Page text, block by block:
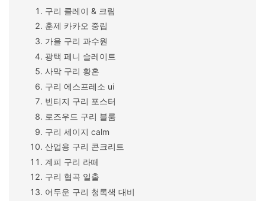
구리 클레이 & 크림
훈제 카카오 중립
가을 구리 과수원
광택 페니 슬레이트
사막 구리 황혼
구리 에스프레소 ui
빈티지 구리 포스터
로즈우드 구리 블룸
구리 세이지 calm
산업용 구리 콘크리트
계피 구리 라떼
구리 협곡 일출
어두운 구리 청록색 대비